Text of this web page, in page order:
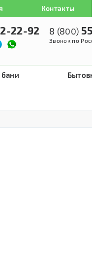
Контакты
22-92 8 (800)
Звонок по